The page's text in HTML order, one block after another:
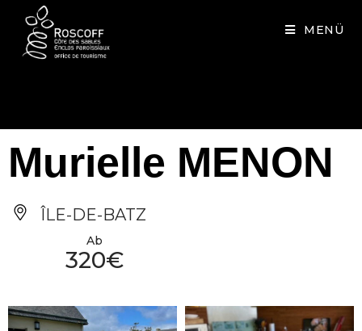
MENÜ
Murielle MENON
ÎLE-DE-BATZ
Ab
320€
Cookies management panel